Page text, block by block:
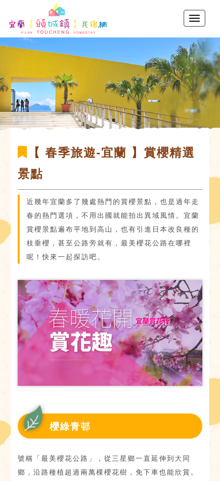
【 春季旅遊-宜蘭 】賞櫻精選
景點
近幾年宜蘭多了幾處熱門的賞櫻景點，也是過年走
春的熱門選項，不用出國就能拍出異域風情。宜蘭
賞櫻景點遍布平地到高山，也有引進日本改良種的
枝垂櫻，甚至公路旁就有，最美櫻花公路在哪裡
呢！快來一起探訪吧。
櫻綠青邨
號稱「最美櫻花公路」，從三星鄉一直延伸到大同
鄉，沿路種植超過兩萬棵櫻花樹，免下車也能欣賞。